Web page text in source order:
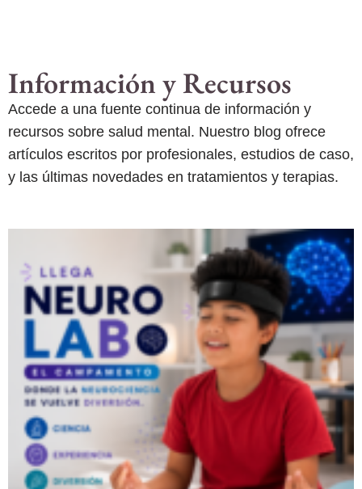
Información y Recursos
Accede a una fuente continua de información y
recursos sobre salud mental. Nuestro blog ofrece
artículos escritos por profesionales, estudios de caso,
y las últimas novedades en tratamientos y terapias.